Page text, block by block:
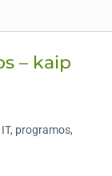
– kaip
IT, programos,